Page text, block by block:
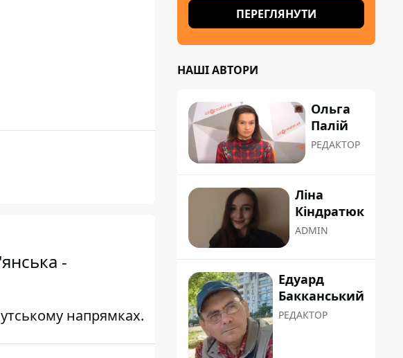
-
напрямках.
ПЕРЕГЛЯНУТИ
НАШІ АВТОРИ
Ольга
Палій
РЕДАКТОР
Ліна
Кіндратюк
ADMIN
Едуард
Бакканський
РЕДАКТОР